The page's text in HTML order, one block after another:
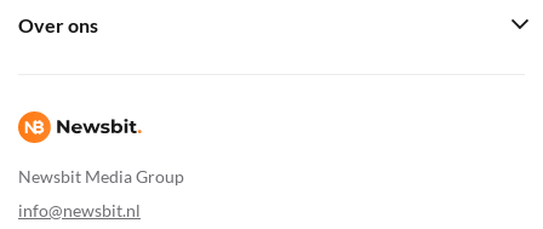
Newsbit Media Group
info@newsbit.nl
Over ons